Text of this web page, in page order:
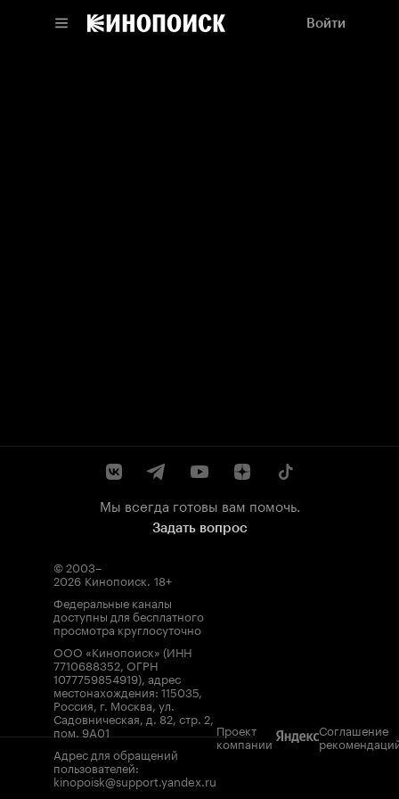
Войти
Мы всегда готовы вам помочь.
Задать вопрос
© 2003–
2026 Кинопоиск. 18+
Федеральные каналы
доступны для бесплатного
просмотра круглосуточно
ООО «Кинопоиск» (ИНН
7710688352, ОГРН
1077759854919), адрес
местонахождения: 115035,
Россия, г. Москва, ул.
Садовническая, д. 82, стр. 2,
пом. 9А01
Адрес для обращений
пользователей:
kinopoisk@support.yandex.ru
Проект
компании
Соглашение